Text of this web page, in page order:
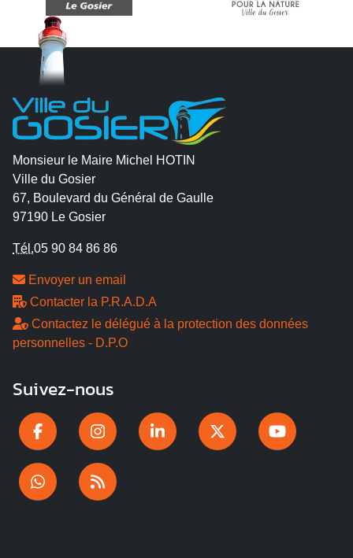
Monsieur le Maire Michel HOTIN
Ville du Gosier
67, Boulevard du Général de Gaulle
97190 Le Gosier
Tél.05 90 84 86 86
Envoyer un email
Contacter la P.R.A.D.A
Contactez le délégué à la protection des données
personnelles - D.P.O
Suivez-nous